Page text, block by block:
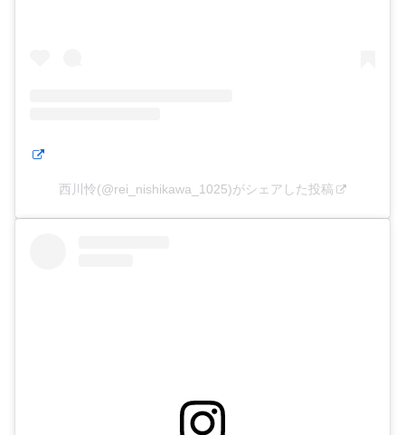
西川怜(@rei_nishikawa_1025)がシェアした投稿